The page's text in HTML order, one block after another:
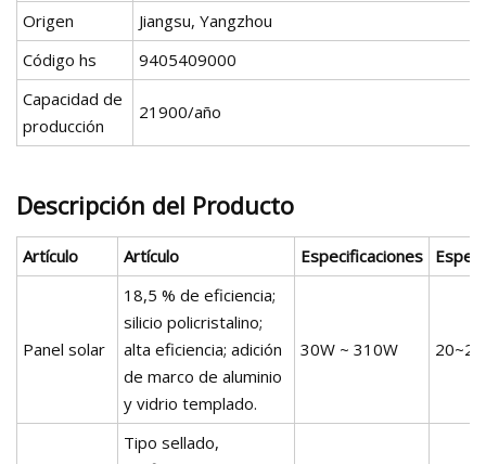
Origen
Jiangsu, Yangzhou
Código hs
9405409000
Capacidad de
producción
21900/año
Descripción del Producto
Artículo Artículo Especificaciones
Panel solar
18,5 % de eficiencia;
silicio policristalino;
alta eficiencia; adición
de marco de aluminio
y vidrio templado.
30W ~ 310W
Tipo sellado,